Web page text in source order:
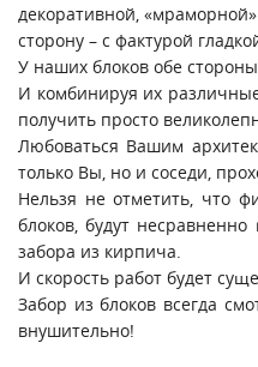
декоративной,
сторону – с фактурой
У наших блоков обе
И комбинируя их
получить просто
Любоваться Вашим
только Вы, но и соседи,
Нельзя не отметить, что
блоков, будут
забора из кирпича.
И скорость работ будет
Забор из блоков всегда
внушительно!